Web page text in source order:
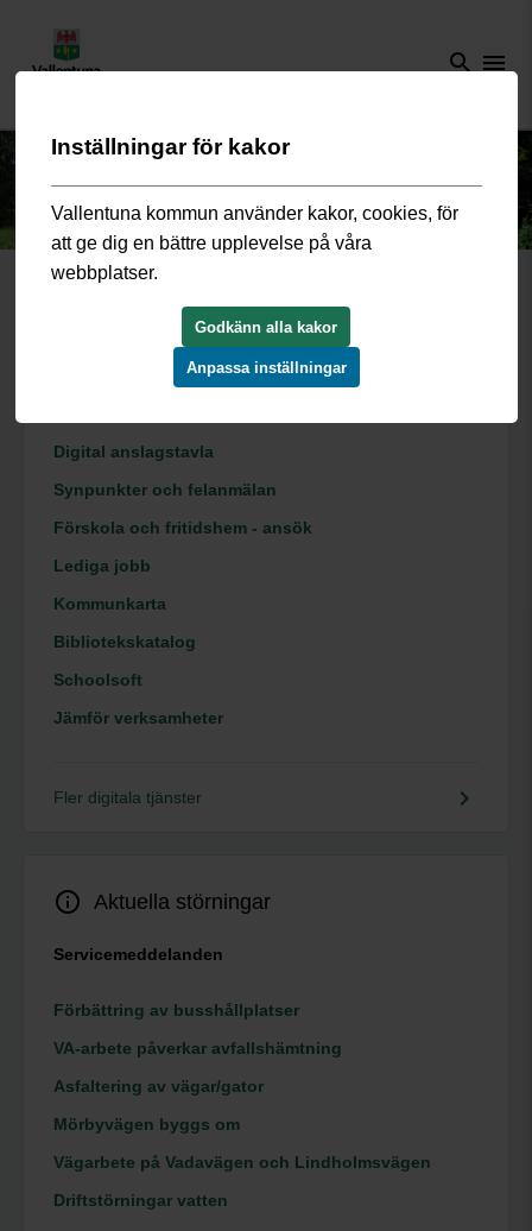
search menu
Självservice
Digital anslagstavla
Synpunkter och felanmälan
Förskola och fritidshem - ansök
Lediga jobb
Kommunkarta
Bibliotekskatalog
Schoolsoft
Jämför verksamheter
Fler digitala tjänster keyboard_arrow_right
info_outline Aktuella störningar
Servicemeddelanden
Förbättring av busshållplatser
VA-arbete påverkar avfallshämtning
Asfaltering av vägar/gator
Mörbyvägen byggs om
Vägarbete på Vadavägen och Lindholmsvägen
Driftstörningar vatten
Inställningar för kakor
Vallentuna kommun använder kakor, cookies, för
att ge dig en bättre upplevelse på våra
webbplatser.
Godkänn alla kakor
Anpassa inställningar